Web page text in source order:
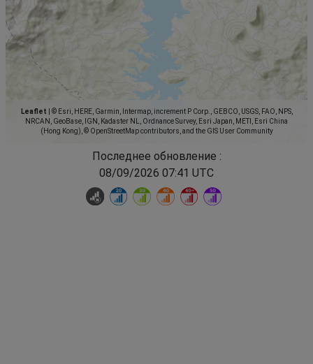
Leaflet
© Esri, HERE, Garmin, Intermap, increment P Corp., GEBCO, USGS, FAO, NPS,
NRCAN, GeoBase, IGN, Kadaster NL, Ordnance Survey, Esri Japan, METI, Esri China
(Hong Kong), © OpenStreetMap contributors, and the GIS User Community
Последнее обновление :
08/09/2026 07:41 UTC